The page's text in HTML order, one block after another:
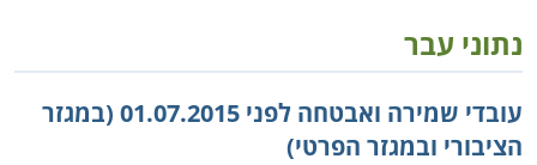
נתוני עבר
עובדי שמירה ואבטחה לפני 01.07.2015 (במגזר
הציבורי ובמגזר הפרטי)